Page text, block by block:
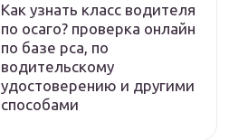
Как узнать класс водителя
по осаго? проверка онлайн
по базе рса, по
водительскому
удостоверению и другими
способами